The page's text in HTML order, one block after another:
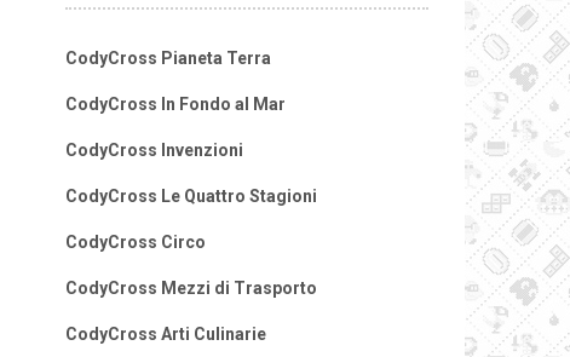
CodyCross Pianeta Terra
CodyCross In Fondo al Mar
CodyCross Invenzioni
CodyCross Le Quattro Stagioni
CodyCross Circo
CodyCross Mezzi di Trasporto
CodyCross Arti Culinarie